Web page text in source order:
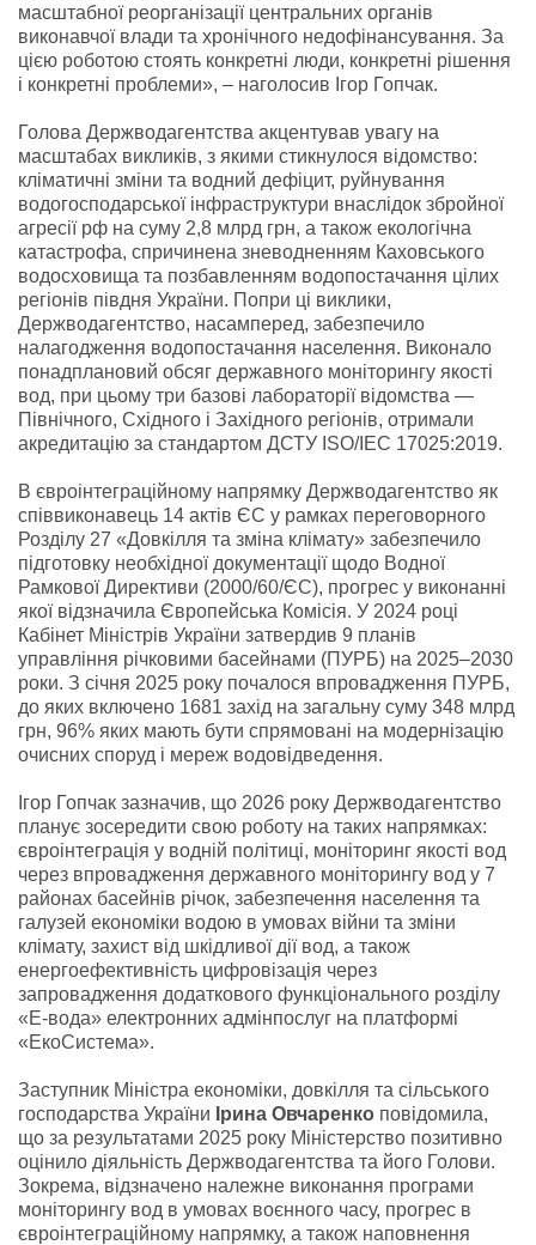
масштабної реорганізації центральних органів
виконавчої влади та хронічного недофінансування. За
цією роботою стоять конкретні люди, конкретні рішення
і конкретні проблеми», – наголосив Ігор Гопчак.
Голова Держводагентства акцентував увагу на
масштабах викликів, з якими стикнулося відомство:
кліматичні зміни та водний дефіцит, руйнування
водогосподарської інфраструктури внаслідок збройної
агресії рф на суму 2,8 млрд грн, а також екологічна
катастрофа, спричинена зневодненням Каховського
водосховища та позбавленням водопостачання цілих
регіонів півдня України. Попри ці виклики,
Держводагентство, насамперед, забезпечило
налагодження водопостачання населення. Виконало
понадплановий обсяг державного моніторингу якості
вод, при цьому три базові лабораторії відомства —
Північного, Східного і Західного регіонів, отримали
акредитацію за стандартом ДСТУ ISO/IEC 17025:2019.
В євроінтеграційному напрямку Держводагентство як
співвиконавець 14 актів ЄС у рамках переговорного
Розділу 27 «Довкілля та зміна клімату» забезпечило
підготовку необхідної документації щодо Водної
Рамкової Директиви (2000/60/ЄС), прогрес у виконанні
якої відзначила Європейська Комісія. У 2024 році
Кабінет Міністрів України затвердив 9 планів
управління річковими басейнами (ПУРБ) на 2025–2030
роки. З січня 2025 року почалося впровадження ПУРБ,
до яких включено 1681 захід на загальну суму 348 млрд
грн, 96% яких мають бути спрямовані на модернізацію
очисних споруд і мереж водовідведення.
Ігор Гопчак зазначив, що 2026 року Держводагентство
планує зосередити свою роботу на таких напрямках:
євроінтеграція у водній політиці, моніторинг якості вод
через впровадження державного моніторингу вод у 7
районах басейнів річок, забезпечення населення та
галузей економіки водою в умовах війни та зміни
клімату, захист від шкідливої дії вод, а також
енергоефективність цифровізація через
запровадження додаткового функціонального розділу
«Е-вода» електронних адмінпослуг на платформі
«ЕкоСистема».
Заступник Міністра економіки, довкілля та сільського
господарства України Ірина Овчаренко повідомила,
що за результатами 2025 року Міністерство позитивно
оцінило діяльність Держводагентства та його Голови.
Зокрема, відзначено належне виконання програми
моніторингу вод в умовах воєнного часу, прогрес в
євроінтеграційному напрямку, а також наповнення